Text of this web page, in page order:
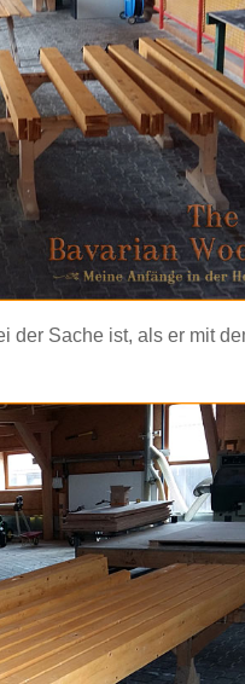
der Sache ist, als er mit